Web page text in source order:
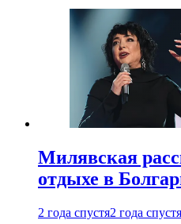
Милявская
отдыхе в
2 года спустя2 года спустя